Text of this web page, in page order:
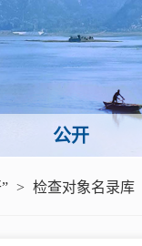
政府数据
公开
> 检查对象名录库